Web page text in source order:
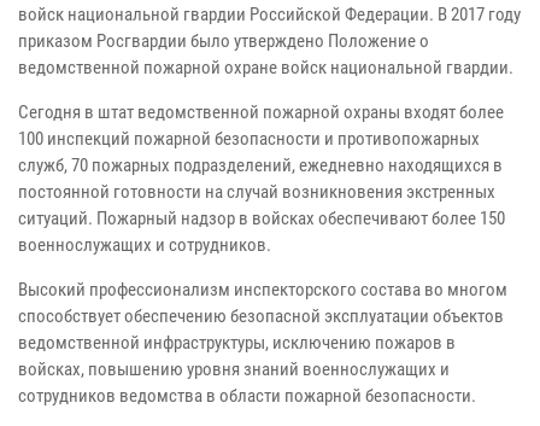
войск национальной гвардии Российской Федерации. В 2017 году
приказом Росгвардии было утверждено Положение о
ведомственной пожарной охране войск национальной гвардии.
Сегодня в штат ведомственной пожарной охраны входят более
100 инспекций пожарной безопасности и противопожарных
служб, 70 пожарных подразделений, ежедневно находящихся в
постоянной готовности на случай возникновения экстренных
ситуаций. Пожарный надзор в войсках обеспечивают более 150
военнослужащих и сотрудников.
Высокий профессионализм инспекторского состава во многом
способствует обеспечению безопасной эксплуатации объектов
ведомственной инфраструктуры, исключению пожаров в
войсках, повышению уровня знаний военнослужащих и
сотрудников ведомства в области пожарной безопасности.